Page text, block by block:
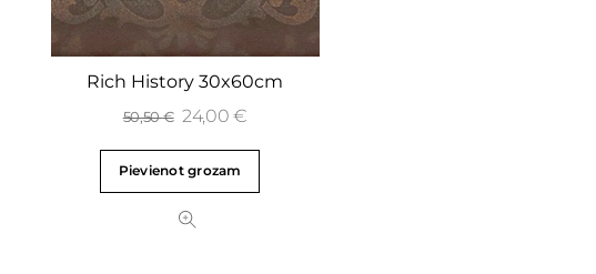
Rich History 30x60cm
50,50€ 24,00€
Pievienot grozam